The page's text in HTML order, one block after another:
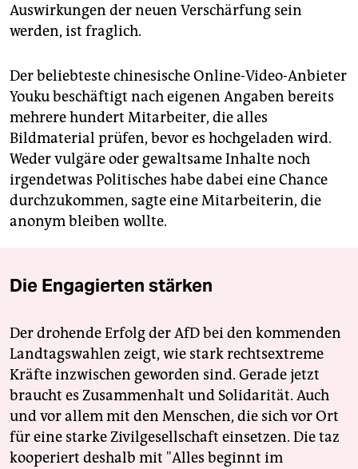
Auswirkungen der neuen Verschärfung sein
werden, ist fraglich.
Der beliebteste chinesische Online-Video-Anbieter
Youku beschäftigt nach eigenen Angaben bereits
mehrere hundert Mitarbeiter, die alles
Bildmaterial prüfen, bevor es hochgeladen wird.
Weder vulgäre oder gewaltsame Inhalte noch
irgendetwas Politisches habe dabei eine Chance
durchzukommen, sagte eine Mitarbeiterin, die
anonym bleiben wollte.
Die Engagierten stärken
Der drohende Erfolg der AfD bei den kommenden
Landtagswahlen zeigt, wie stark rechtsextreme
Kräfte inzwischen geworden sind. Gerade jetzt
braucht es Zusammenhalt und Solidarität. Auch
und vor allem mit den Menschen, die sich vor Ort
für eine starke Zivilgesellschaft einsetzen. Die taz
kooperiert deshalb mit "Alles beginnt im